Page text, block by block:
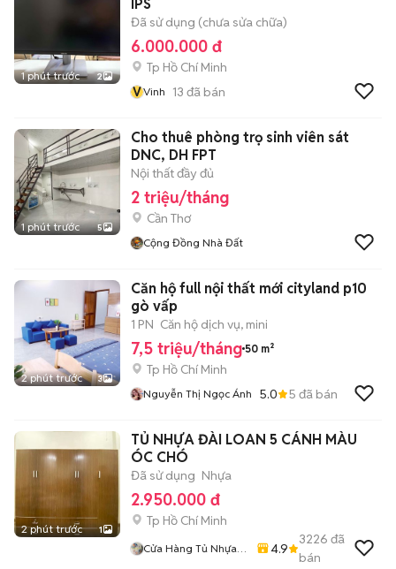
1 phút trước 2
IPS
Đã sử dụng (chưa sửa chữa)
6.000.000 đ
Tp Hồ Chí Minh
VVinh 13 đã bán
1 phút trước 5
Cho thuê phòng trọ sinh viên sát
DNC, DH FPT
Nội thất đầy đủ
2 triệu/tháng
Cần Thơ
Cộng Đồng Nhà Đất
2 phút trước 3
Căn hộ full nội thất mới cityland p10
gò vấp
1 PN Căn hộ dịch vụ, mini
7,5 triệu/tháng 50 m²
Tp Hồ Chí Minh
Nguyễn Thị Ngọc Ánh 5.0 5 đã bán
2 phút trước 1
TỦ NHỰA ĐÀI LOAN 5 CÁNH MÀU
ÓC CHÓ
Đã sử dụng Nhựa
2.950.000 đ
Tp Hồ Chí Minh
Cửa Hàng Tủ Nhựa
4.9
3226 đã
bán